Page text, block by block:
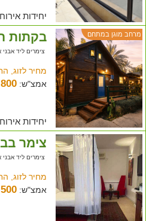
יחידות אירוח:2, בריכה, פינת
מרחב מוגן במתחם בקתות
צימרים ליד אבני
מחיר לזוג,
אמצ"ש:800
יחידות אירוח:5, בריכה, פינת
צימר
צימרים ליד אבני
מחיר לזוג,
אמצ"ש:500